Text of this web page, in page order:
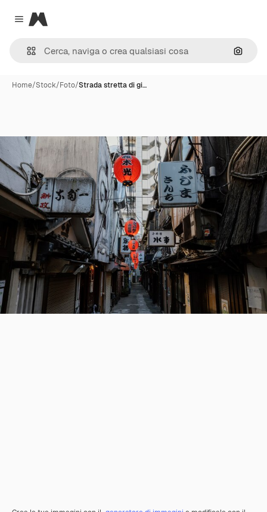
Close menu
Magnific
Cerca
Home/Stock/Foto/Strada stretta di gi…